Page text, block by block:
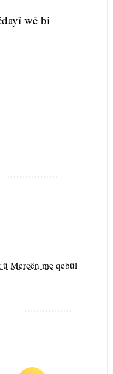
wê bi
û Mercên me qebûl